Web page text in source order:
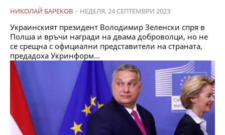
НИКОЛАЙ БАРЕКОВ - НЕДЕЛЯ, 24 СЕПТЕМВРИ 2023
Украинският президент Володимир Зеленски спря в
Полша и връчи награди на двама доброволци, но не
се срещна с официални представители на страната,
предадоха Укринформ...